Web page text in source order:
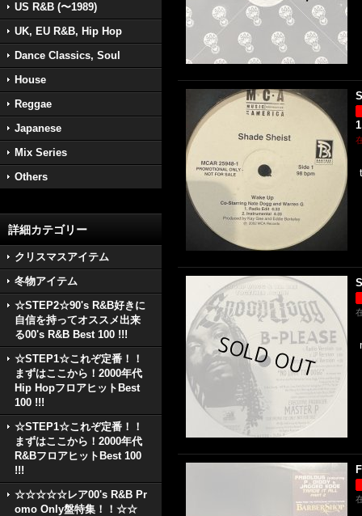
US R&B (〜1989)
UK, EU R&B, Hip Hop
Dance Classics, Soul
House
Reggae
Japanese
Mix Series
Others
詳細カテゴリー
クリスマスアイテム
冬物アイテム
☆STEP2☆90's R&B好きに
自信を持ってオススメ出来
る00's R&B Best 100 !!!
☆STEP1☆これぞ定番！！
まずはここから！2000年代
Hip HopフロアヒットBest
100 !!!
☆STEP1☆これぞ定番！！
まずはここから！2000年代
R&BフロアヒットBest 100
!!!
☆☆☆☆☆レア00's R&B Pr
omo Only盤特集！！☆☆